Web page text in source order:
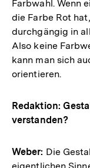
Farbwahl. Wenn
die Farbe Rot
durchgängig in
Also keine
kann man sich
orientieren.
Redaktion:
verstanden?
Weber: Die